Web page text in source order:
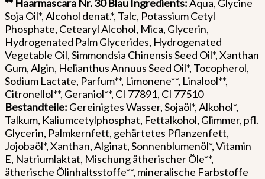
** Haarmascara Nr. 30 Blau Ingredients:Aqua, Glycine
Soja Oil*, Alcohol denat.*, Talc, Potassium Cetyl
Phosphate, Cetearyl Alcohol, Mica, Glycerin,
Hydrogenated Palm Glycerides, Hydrogenated
Vegetable Oil, Simmondsia Chinensis Seed Oil*, Xanthan
Gum, Algin, Helianthus Annuus Seed Oil*, Tocopherol,
Sodium Lactate, Parfum**, Limonene**, Linalool**,
Citronellol**, Geraniol**, CI 77891, CI 77510
Bestandteile: Gereinigtes Wasser, Sojaöl*, Alkohol*,
Talkum, Kaliumcetylphosphat, Fettalkohol, Glimmer, pfl.
Glycerin, Palmkernfett, gehärtetes Pflanzenfett,
Jojobaöl*, Xanthan, Alginat, Sonnenblumenöl*, Vitamin
E, Natriumlaktat, Mischung ätherischer Öle**,
ätherische Ölinhaltsstoffe**, mineralische Farbstoffe